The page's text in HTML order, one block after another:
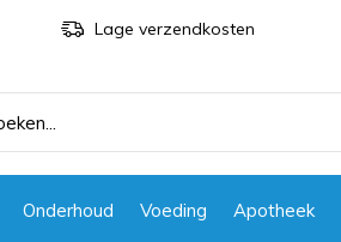
Onderhoud Voeding Apotheek
Lage verzendkosten